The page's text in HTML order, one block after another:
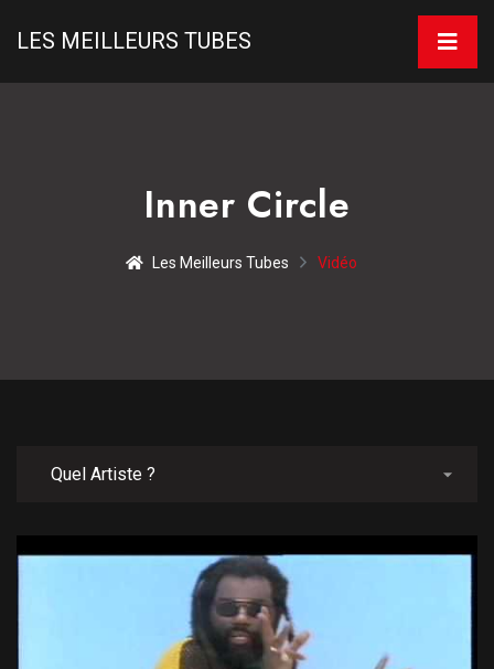
LES MEILLEURS TUBES
Inner Circle
Les Meilleurs Tubes Vidéo